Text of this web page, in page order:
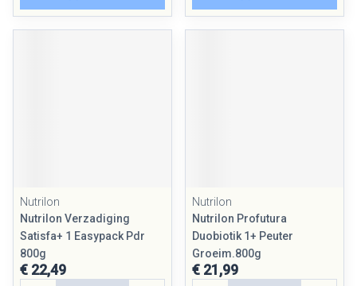
Nutrilon
Nutrilon Verzadiging
Satisfa+ 1 Easypack Pdr
800g
€ 22,49
Nutrilon
Nutrilon Profutura
Duobiotik 1+ Peuter
Groeim.800g
€ 21,99